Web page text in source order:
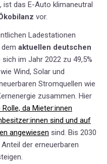
ist das E-Auto klimaneutral
vor.
Ladestationen
aktuellen deutschen
im Jahr 2022 zu 49,5%
Wind, Solar und
Stromquellen wie
zusammen. Hier
da Mieter:innen
sind und auf
angewiesen sind. Bis 2030
der erneuerbaren